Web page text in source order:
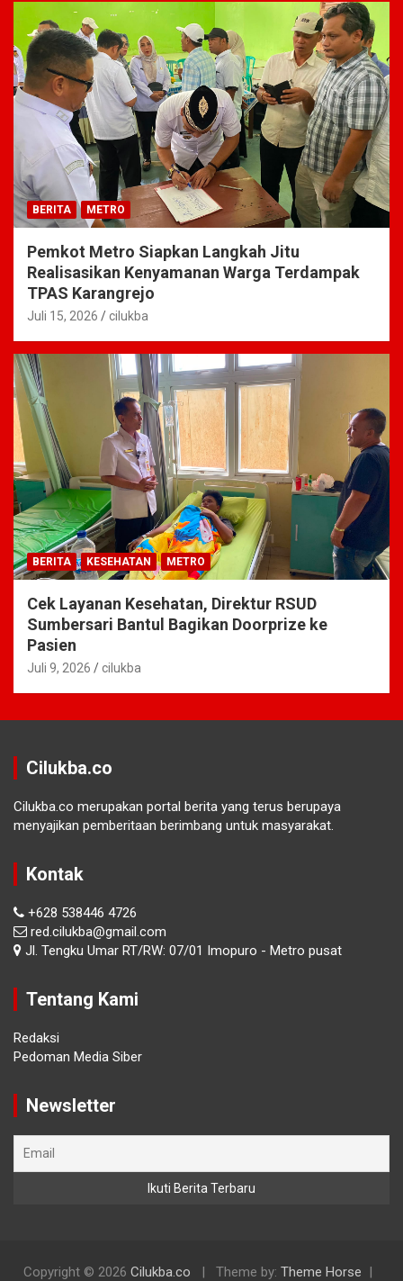
BERITA METRO
Pemkot Metro Siapkan Langkah Jitu
Realisasikan Kenyamanan Warga Terdampak
TPAS Karangrejo
Juli 15, 2026 cilukba
BERITA KESEHATAN METRO
Cek Layanan Kesehatan, Direktur RSUD
Sumbersari Bantul Bagikan Doorprize ke
Pasien
Juli 9, 2026 cilukba
Cilukba.co
Cilukba.co merupakan portal berita yang terus berupaya
menyajikan pemberitaan berimbang untuk masyarakat.
Kontak
+628 538446 4726
red.cilukba@gmail.com
Jl. Tengku Umar RT/RW: 07/01 Imopuro - Metro pusat
Tentang Kami
Redaksi
Pedoman Media Siber
Newsletter
Copyright © 2026 Cilukba.co Theme by: Theme Horse